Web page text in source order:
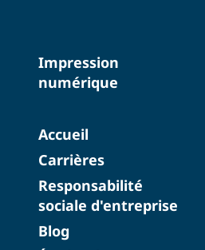
Impression
numérique
Accueil
Carrières
Responsabilité
sociale d'entreprise
Blog